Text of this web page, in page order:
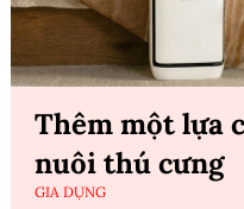
Thêm một lựa
nuôi thú cưng
GIA DỤNG